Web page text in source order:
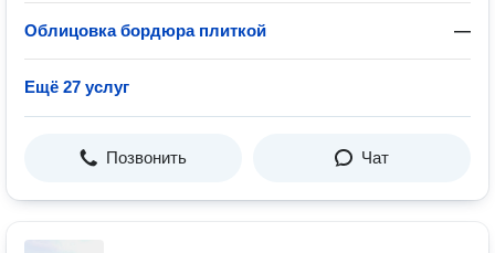
Облицовка бордюра плиткой —
Ещё 27 услуг
Позвонить Чат